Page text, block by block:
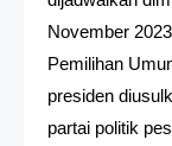
November
Pemilihan
presiden
partai politik